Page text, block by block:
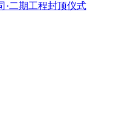
·二期工程封顶仪式